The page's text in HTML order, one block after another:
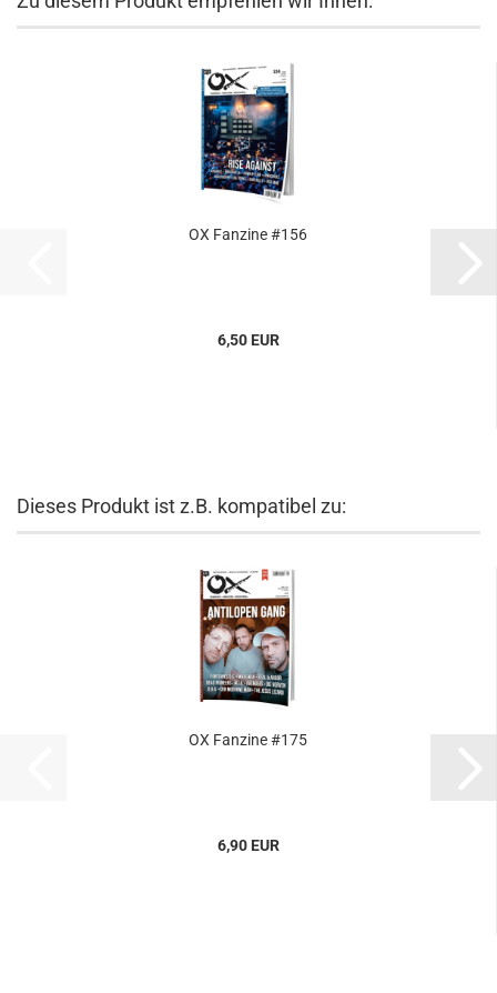
OX Fanzine #156
6,50 EUR
Dieses Produkt ist z.B. kompatibel zu:
OX Fanzine #175
6,90 EUR